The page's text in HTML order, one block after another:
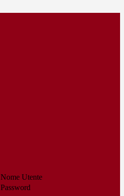
Nome Utente
Password